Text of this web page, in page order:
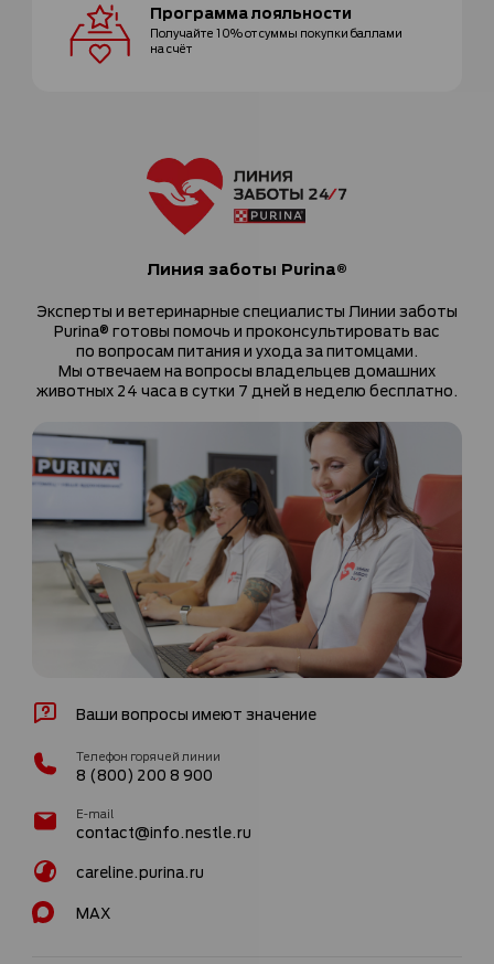
Программалояльности
Получайте 10% от суммы покупки баллами
на счёт
Ваши вопросы имеют значение
Телефон горячей линии
8 (800) 200 8 900
E-mail
contact@info.nestle.ru
careline.purina.ru
MAX
Линия заботы Purina®
Эксперты и ветеринарные специалисты Линии заботы
Purina® готовы помочь и проконсультировать вас
по вопросам питания и ухода за питомцами.
Мы отвечаем на вопросы владельцев домашних
животных 24 часа в сутки 7 дней в неделю бесплатно.